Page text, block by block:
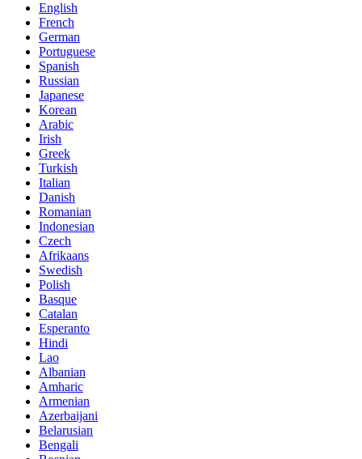
English
French
German
Portuguese
Spanish
Russian
Japanese
Korean
Arabic
Irish
Greek
Turkish
Italian
Danish
Romanian
Indonesian
Czech
Afrikaans
Swedish
Polish
Basque
Catalan
Esperanto
Hindi
Lao
Albanian
Amharic
Armenian
Azerbaijani
Belarusian
Bengali